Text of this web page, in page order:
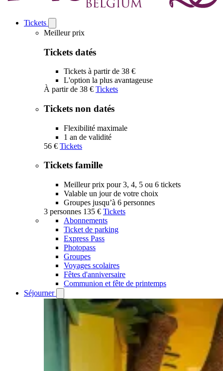
Tickets
Tickets
submenu
Meilleur prix
Tickets datés
Tickets à partir de 38 €
L'option la plus avantageuse
À partir de 38 € Tickets
Tickets non datés
Flexibilité maximale
1 an de validité
56 € Tickets
Tickets famille
Meilleur prix pour 3, 4, 5 ou 6 tickets
Valable un jour de votre choix
Groupes jusqu’à 6 personnes
3 personnes 135 € Tickets
Abonnements
Ticket de parking
Express Pass
Photopass
Groupes
Voyages scolaires
Fêtes d'anniversaire
Communion et fête de printemps
Séjourner
Séjourner
submenu